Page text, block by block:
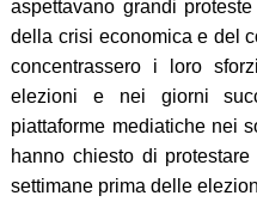
aspettavano grandi
della crisi economica e del
concentrassero i loro
elezioni e nei giorni
piattaforme mediatiche nei
hanno chiesto di
settimane prima delle